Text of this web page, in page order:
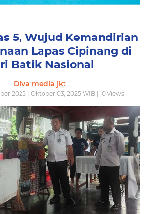
5, Wujud Kemandirian
Lapas Cipinang di
Batik Nasional
Diva media jkt
2025 | Oktober 03, 2025 WIB | 0 Views